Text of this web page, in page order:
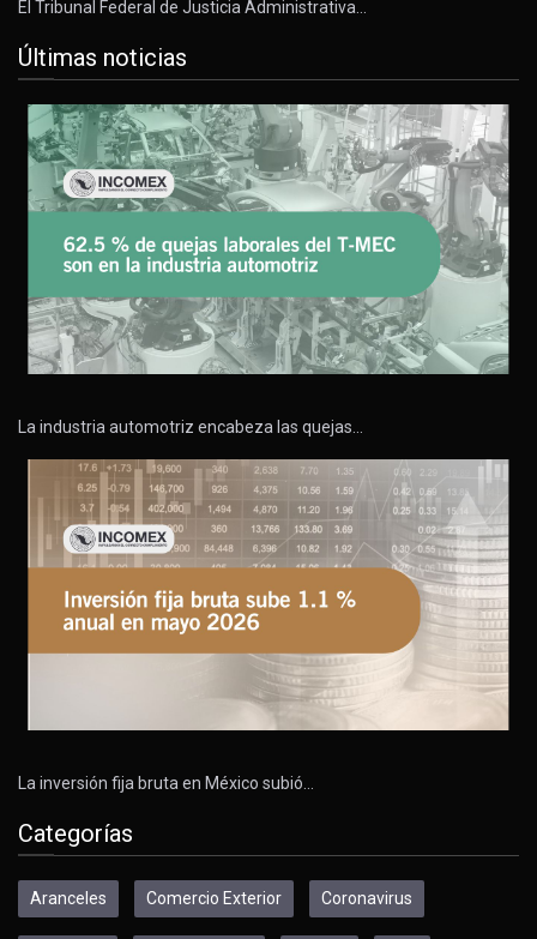
El Tribunal Federal de Justicia Administrativa…
Últimas noticias
La industria automotriz encabeza las quejas…
La inversión fija bruta en México subió…
Categorías
Aranceles Comercio Exterior Coronavirus